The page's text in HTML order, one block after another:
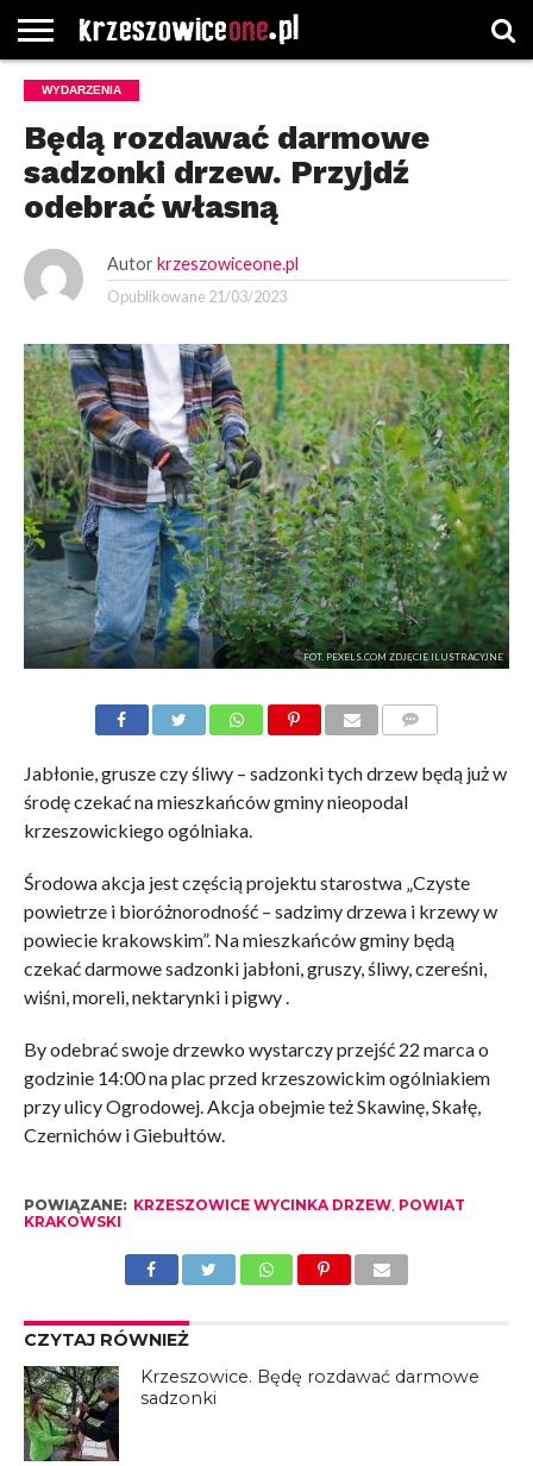
STRONA
GŁÓWNA
WYBORY
WYBIERZ
ROZKŁADY
GREGORCZYK
KONTAKT
WYDARZENIA
Będą rozdawać darmowe
sadzonki drzew. Przyjdź
odebrać własną
Autor krzeszowiceone.pl
Opublikowane 21/03/2023
FOT. PEXELS.COM ZDJĘCIE ILUSTRACYJNE
Jabłonie, grusze czy śliwy – sadzonki tych drzew będą już w
środę czekać na mieszkańców gminy nieopodal
krzeszowickiego ogólniaka.
Środowa akcja jest częścią projektu starostwa „Czyste
powietrze i bioróżnorodność – sadzimy drzewa i krzewy w
powiecie krakowskim”. Na mieszkańców gminy będą
czekać darmowe sadzonki jabłoni, gruszy, śliwy, czereśni,
wiśni, moreli, nektarynki i pigwy .
By odebrać swoje drzewko wystarczy przejść 22 marca o
godzinie 14:00 na plac przed krzeszowickim ogólniakiem
przy ulicy Ogrodowej. Akcja obejmie też Skawinę, Skałę,
Czernichów i Giebułtów.
POWIĄZANE: KRZESZOWICE WYCINKA DRZEW, POWIAT
KRAKOWSKI
CZYTAJ RÓWNIEŻ
Krzeszowice. Będę rozdawać darmowe
sadzonki